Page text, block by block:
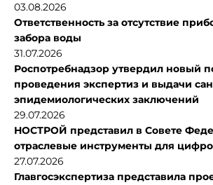
03.08.2026
Ответственность за отсутствие
забора воды
31.07.2026
Роспотребнадзор утвердил новый
проведения экспертиз и выдачи
эпидемиологических заключений
29.07.2026
НОСТРОЙ представил в Совете
отраслевые инструменты для
27.07.2026
Главгосэкспертиза представила